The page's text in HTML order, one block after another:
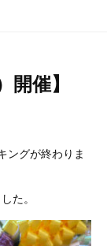
開催】
ングが終わりま
た。